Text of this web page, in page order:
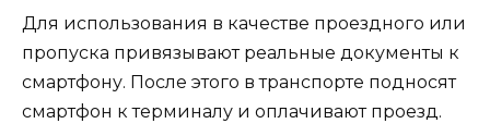
Для использования в качестве проездного или
пропуска привязывают реальные документы к
смартфону. После этого в транспорте подносят
смартфон к терминалу и оплачивают проезд.